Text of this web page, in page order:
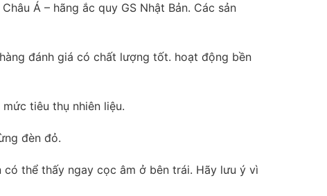
Á – hãng ắc quy GS Nhật Bản. Các sản
đánh giá có chất lượng tốt. hoạt động bền
tiêu thụ nhiên liệu.
đèn đỏ.
có thể thấy ngay cọc âm ở bên trái. Hãy lưu ý vì